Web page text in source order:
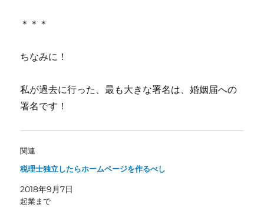
＊＊＊
ちなみに！
私が過去に行った、最も大きな署名は、婚姻届への
署名です！
関連
税理士独立したらホームページを作るべし
2018年9月7日
起業まで